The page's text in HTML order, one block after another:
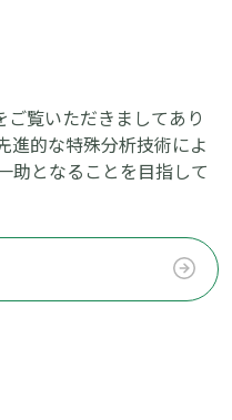
覧いただきましてあり
進的な特殊分析技術によ
助となることを目指して